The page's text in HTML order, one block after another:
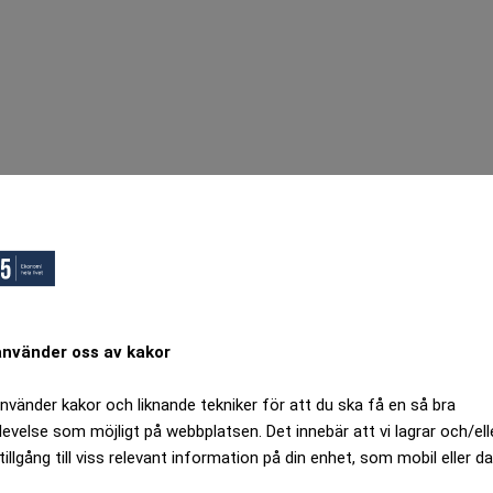
oss av kakor
kakor och liknande tekniker för att du ska få en så bra
som möjligt på webbplatsen. Det innebär att vi lagrar och/
till viss relevant information på din enhet, som mobil eller